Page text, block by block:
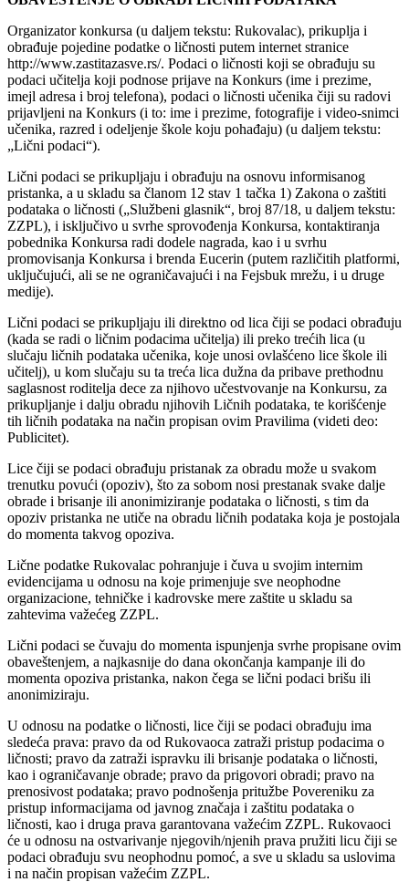
Organizator konkursa (u daljem tekstu: Rukovalac), prikuplja i
obrađuje pojedine podatke o ličnosti putem internet stranice
http://www.zastitazasve.rs/. Podaci o ličnosti koji se obrađuju su
podaci učitelja koji podnose prijave na Konkurs (ime i prezime,
imejl adresa i broj telefona), podaci o ličnosti učenika čiji su radovi
prijavljeni na Konkurs (i to: ime i prezime, fotografije i video-snimci
učenika, razred i odeljenje škole koju pohađaju) (u daljem tekstu:
„Lični podaci“).
Lični podaci se prikupljaju i obrađuju na osnovu informisanog
pristanka, a u skladu sa članom 12 stav 1 tačka 1) Zakona o zaštiti
podataka o ličnosti („Službeni glasnik“, broj 87/18, u daljem tekstu:
ZZPL), i isključivo u svrhe sprovođenja Konkursa, kontaktiranja
pobednika Konkursa radi dodele nagrada, kao i u svrhu
promovisanja Konkursa i brenda Eucerin (putem različitih platformi,
uključujući, ali se ne ograničavajući i na Fejsbuk mrežu, i u druge
medije).
Lični podaci se prikupljaju ili direktno od lica čiji se podaci obrađuju
(kada se radi o ličnim podacima učitelja) ili preko trećih lica (u
slučaju ličnih podataka učenika, koje unosi ovlašćeno lice škole ili
učitelj), u kom slučaju su ta treća lica dužna da pribave prethodnu
saglasnost roditelja dece za njihovo učestvovanje na Konkursu, za
prikupljanje i dalju obradu njihovih Ličnih podataka, te korišćenje
tih ličnih podataka na način propisan ovim Pravilima (videti deo:
Publicitet).
Lice čiji se podaci obrađuju pristanak za obradu može u svakom
trenutku povući (opoziv), što za sobom nosi prestanak svake dalje
obrade i brisanje ili anonimiziranje podataka o ličnosti, s tim da
opoziv pristanka ne utiče na obradu ličnih podataka koja je postojala
do momenta takvog opoziva.
Lične podatke Rukovalac pohranjuje i čuva u svojim internim
evidencijama u odnosu na koje primenjuje sve neophodne
organizacione, tehničke i kadrovske mere zaštite u skladu sa
zahtevima važećeg ZZPL.
Lični podaci se čuvaju do momenta ispunjenja svrhe propisane ovim
obaveštenjem, a najkasnije do dana okončanja kampanje ili do
momenta opoziva pristanka, nakon čega se lični podaci brišu ili
anonimiziraju.
U odnosu na podatke o ličnosti, lice čiji se podaci obrađuju ima
sledeća prava: pravo da od Rukovaoca zatraži pristup podacima o
ličnosti; pravo da zatraži ispravku ili brisanje podataka o ličnosti,
kao i ograničavanje obrade; pravo da prigovori obradi; pravo na
prenosivost podataka; pravo podnošenja pritužbe Povereniku za
pristup informacijama od javnog značaja i zaštitu podataka o
ličnosti, kao i druga prava garantovana važećim ZZPL. Rukovaoci
će u odnosu na ostvarivanje njegovih/njenih prava pružiti licu čiji se
podaci obrađuju svu neophodnu pomoć, a sve u skladu sa uslovima
i na način propisan važećim ZZPL.